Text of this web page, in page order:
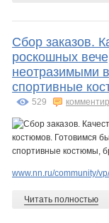
Мышка-Малышка
Танечка 1985
Сбор заказов.
роскошных
неотразимыми
спортивные
529
www.nn.ru/community/
Читать полностью